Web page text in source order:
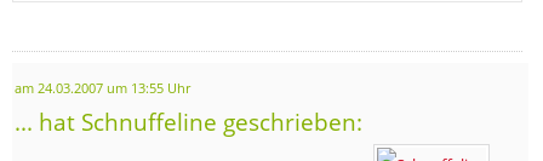
am 24.03.2007 um 13:55 Uhr
... hat Schnuffeline geschrieben: